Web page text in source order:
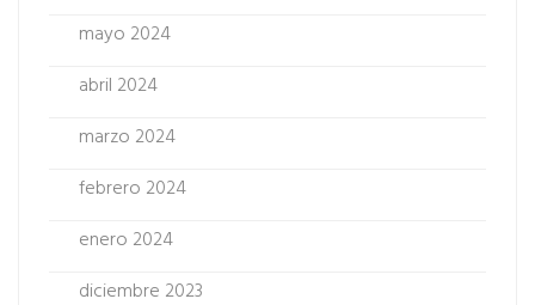
mayo 2024
abril 2024
marzo 2024
febrero 2024
enero 2024
diciembre 2023